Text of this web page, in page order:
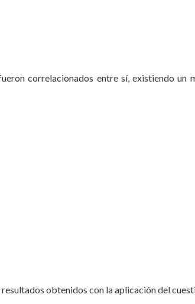
correlacionados entre sí, existiendo
obtenidos con la aplicación del